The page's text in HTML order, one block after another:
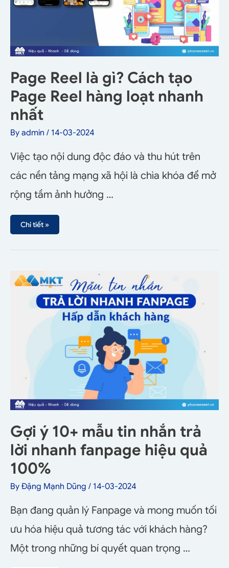
Page Reel là gì? Cách tạo
Page Reel hàng loạt nhanh
nhất
By admin / 14-03-2024
Việc tạo nội dung độc đáo và thu hút trên
các nền tảng mạng xã hội là chìa khóa để mở
rộng tầm ảnh hưởng …
Chi tiết »
Gợi ý 10+ mẫu tin nhắn trả
lời nhanh fanpage hiệu quả
100%
By Đặng Mạnh Dũng / 14-03-2024
Bạn đang quản lý Fanpage và mong muốn tối
ưu hóa hiệu quả tương tác với khách hàng?
Một trong những bí quyết quan trọng …